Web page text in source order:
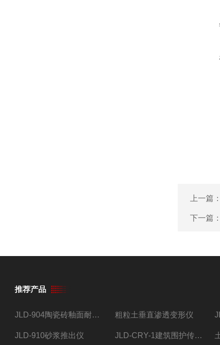
上一篇
下一篇
推荐产品
JLD-904陶瓷砖釉面耐磨试验仪 粗粒土垂直渗透变形仪
JLD-910砂浆推出仪 JLD-CRY-1建筑围护传热系数现场检测仪仪器